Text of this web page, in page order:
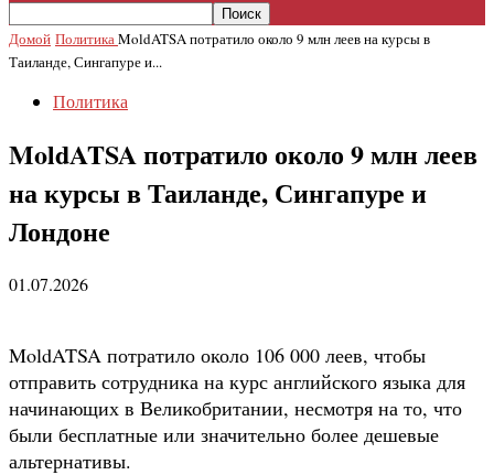
Домой ПолитикаMoldATSA потратило около 9 млн леев на курсы в
Таиланде, Сингапуре и...
Политика
MoldATSA потратило около 9 млн леев
на курсы в Таиланде, Сингапуре и
Лондоне
01.07.2026
MoldATSA потратило около 106 000 леев, чтобы
отправить сотрудника на курс английского языка для
начинающих в Великобритании, несмотря на то, что
были бесплатные или значительно более дешевые
альтернативы.